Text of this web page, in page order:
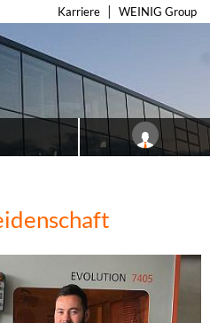
Karriere WEINIG Group